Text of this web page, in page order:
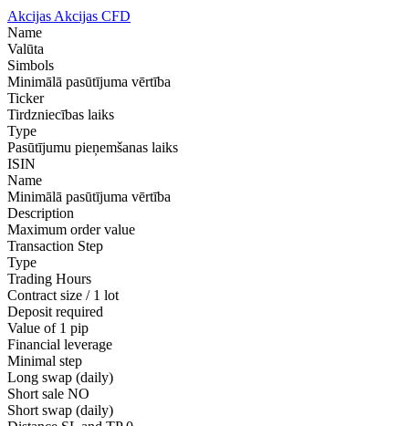
Akcijas Akcijas CFD
Name
Valūta
Simbols
Minimālā pasūtījuma vērtība
Ticker
Tirdzniecības laiks
Type
Pasūtījumu pieņemšanas laiks
ISIN
Name
Minimālā pasūtījuma vērtība
Description
Maximum order value
Transaction Step
Type
Trading Hours
Contract size / 1 lot
Deposit required
Value of 1 pip
Financial leverage
Minimal step
Long swap (daily)
Short sale NO
Short swap (daily)